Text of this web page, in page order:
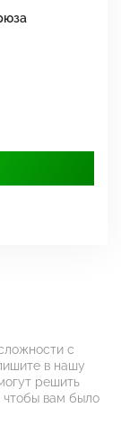
с
в нашу
решить
чтобы вам было